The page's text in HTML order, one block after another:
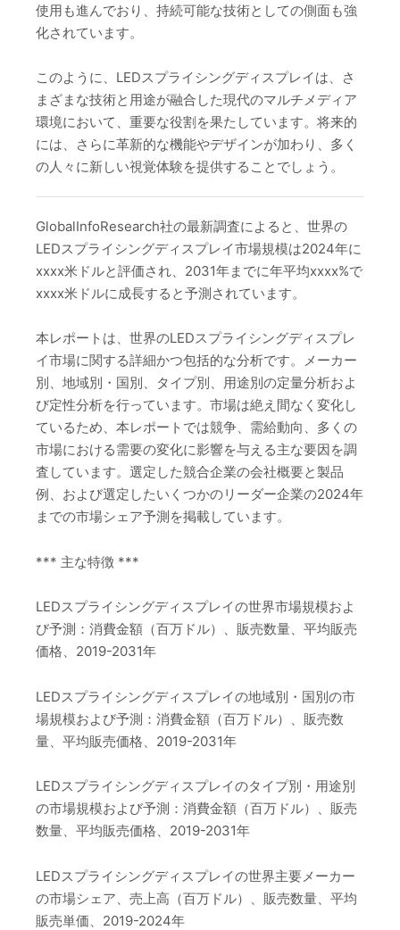
使用も進んでおり、持続可能な技術としての側面も強
化されています。
このように、LEDスプライシングディスプレイは、さ
まざまな技術と用途が融合した現代のマルチメディア
環境において、重要な役割を果たしています。将来的
には、さらに革新的な機能やデザインが加わり、多く
の人々に新しい視覚体験を提供することでしょう。
GlobalInfoResearch社の最新調査によると、世界の
LEDスプライシングディスプレイ市場規模は2024年に
xxxx米ドルと評価され、2031年までに年平均xxxx%で
xxxx米ドルに成長すると予測されています。
本レポートは、世界のLEDスプライシングディスプレ
イ市場に関する詳細かつ包括的な分析です。メーカー
別、地域別・国別、タイプ別、用途別の定量分析およ
び定性分析を行っています。市場は絶え間なく変化し
ているため、本レポートでは競争、需給動向、多くの
市場における需要の変化に影響を与える主な要因を調
査しています。選定した競合企業の会社概要と製品
例、および選定したいくつかのリーダー企業の2024年
までの市場シェア予測を掲載しています。
*** 主な特徴 ***
LEDスプライシングディスプレイの世界市場規模およ
び予測：消費金額（百万ドル）、販売数量、平均販売
価格、2019-2031年
LEDスプライシングディスプレイの地域別・国別の市
場規模および予測：消費金額（百万ドル）、販売数
量、平均販売価格、2019-2031年
LEDスプライシングディスプレイのタイプ別・用途別
の市場規模および予測：消費金額（百万ドル）、販売
数量、平均販売価格、2019-2031年
LEDスプライシングディスプレイの世界主要メーカー
の市場シェア、売上高（百万ドル）、販売数量、平均
販売単価、2019-2024年